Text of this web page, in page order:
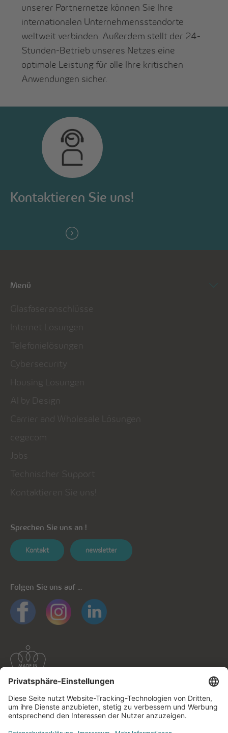
unserer Partnernetze können Sie Ihre
internationalen Unternehmensstandorte
weltweit verbinden. Außerdem stellt der 24-
Stunden-Betrieb unseres Netzes eine
optimale Leistung für alle Ihre kritischen
Anwendungen sicher.
Kontaktieren Sie uns!
Menü
Glasfaseranschlüsse
Internet Lösungen
Telefonielösungen
Cybersecurity
Housing Lösungen
AI by Design
Carrier and Wholesale Lösungen
cegecom
Jobs
Technischer Support
Kontaktieren Sie uns!
Sprechen Sie uns an !
Kontakt newsletter
Folgen Sie uns auf ...
Allgemeine Informationen
Datenschutz